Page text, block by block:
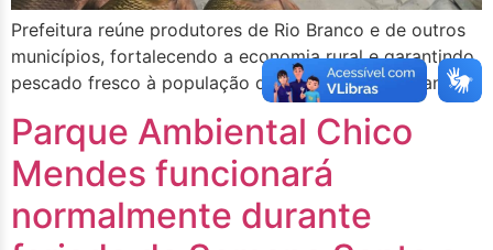
Prefeitura reúne produtores de Rio Branco e de outros
municípios, fortalecendo a economia rural e garantindo
pescado fresco à população durante a Semana Santa
Parque Ambiental Chico
Mendes funcionará
normalmente durante